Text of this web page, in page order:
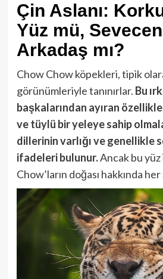
Çin Aslanı:
Yüz mü,
Arkadaş mı?
Chow Chow köpekleri, tipik
görünümleriyle tanınırlar. Bu
başkalarından ayıran
ve tüylü bir yeleye sahip
dillerinin varlığı ve genellikle
ifadeleri bulunur.Ancak bu
Chow’ların doğası hakkında